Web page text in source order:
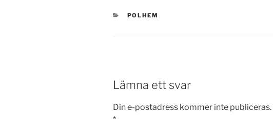
KATEGORIER
POLHEM
Lämna ett svar
Din e-postadress kommer inte publiceras.
*